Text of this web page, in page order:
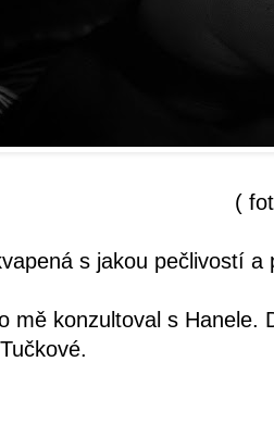
(
s jakou pečlivostí
mě konzultoval s Hanele.